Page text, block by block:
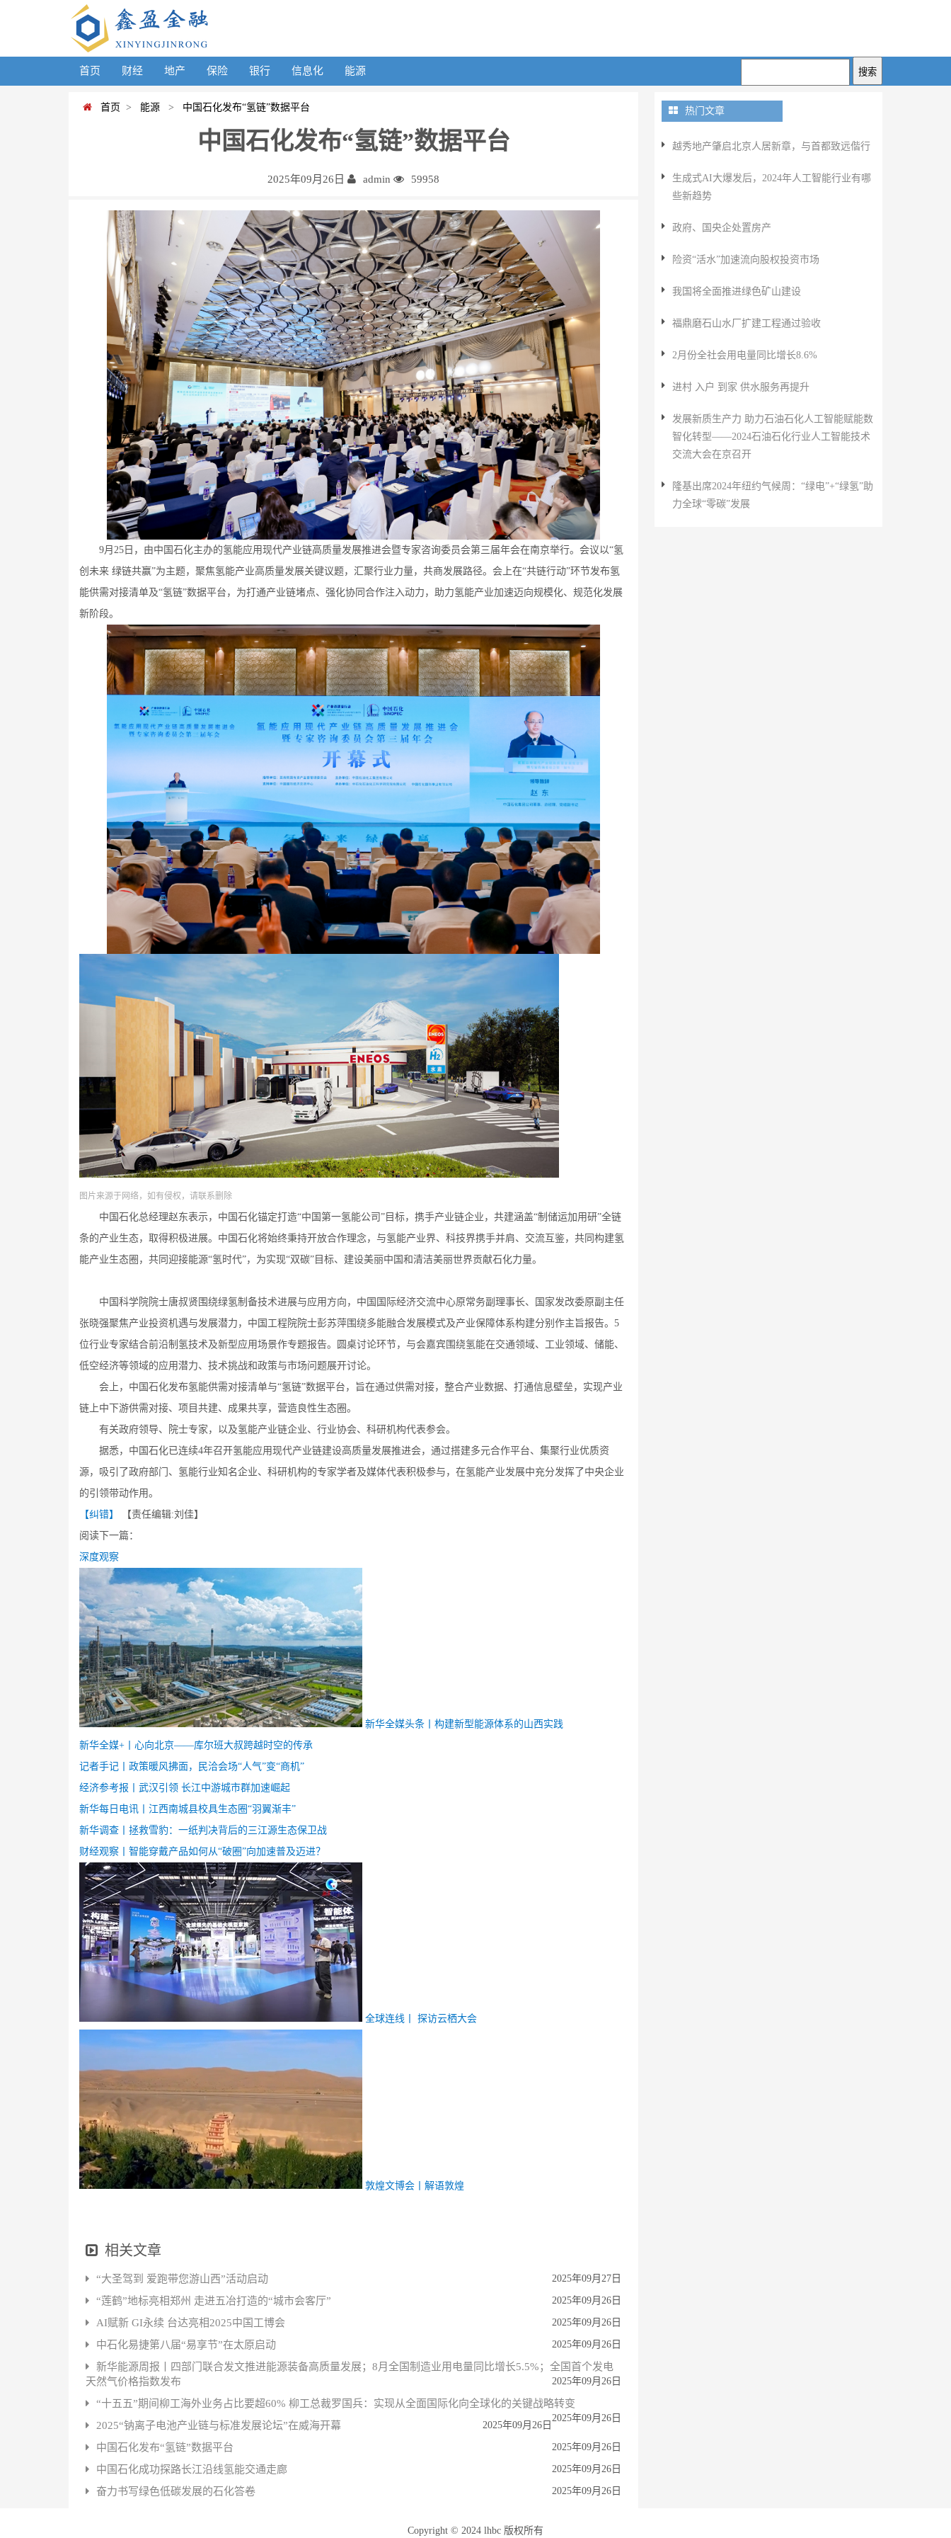
首页 财经 地产 保险 银行 信息化 能源
首页 > 能源 > 中国石化发布“氢链”数据平台
中国石化发布“氢链”数据平台
2025年09月26日 admin 59958
9月25日，由中国石化主办的氢能应用现代产业链高质量发展推进会暨专家咨询委员会第三届年会在南京举行。会议以“氢
创未来 绿链共赢”为主题，聚焦氢能产业高质量发展关键议题，汇聚行业力量，共商发展路径。会上在“共链行动”环节发布氢
能供需对接清单及“氢链”数据平台，为打通产业链堵点、强化协同合作注入动力，助力氢能产业加速迈向规模化、规范化发展
新阶段。
图片来源于网络，如有侵权，请联系删除
中国石化总经理赵东表示，中国石化锚定打造“中国第一氢能公司”目标，携手产业链企业，共建涵盖“制储运加用研”全链
条的产业生态，取得积极进展。中国石化将始终秉持开放合作理念，与氢能产业界、科技界携手并肩、交流互鉴，共同构建氢
能产业生态圈，共同迎接能源“氢时代”，为实现“双碳”目标、建设美丽中国和清洁美丽世界贡献石化力量。
中国科学院院士唐叔贤围绕绿氢制备技术进展与应用方向，中国国际经济交流中心原常务副理事长、国家发改委原副主任
张晓强聚焦产业投资机遇与发展潜力，中国工程院院士彭苏萍围绕多能融合发展模式及产业保障体系构建分别作主旨报告。5
位行业专家结合前沿制氢技术及新型应用场景作专题报告。圆桌讨论环节，与会嘉宾围绕氢能在交通领域、工业领域、储能、
低空经济等领域的应用潜力、技术挑战和政策与市场问题展开讨论。
会上，中国石化发布氢能供需对接清单与“氢链”数据平台，旨在通过供需对接，整合产业数据、打通信息壁垒，实现产业
链上中下游供需对接、项目共建、成果共享，营造良性生态圈。
有关政府领导、院士专家，以及氢能产业链企业、行业协会、科研机构代表参会。
据悉，中国石化已连续4年召开氢能应用现代产业链建设高质量发展推进会，通过搭建多元合作平台、集聚行业优质资
源，吸引了政府部门、氢能行业知名企业、科研机构的专家学者及媒体代表积极参与，在氢能产业发展中充分发挥了中央企业
的引领带动作用。
【纠错】
【责任编辑:刘佳】
阅读下一篇：
深度观察
新华全媒头条丨 构建新型能源体系的山西实践
新华全媒+丨 心向北京——库尔班大叔跨越时空的传承
记者手记丨政策暖风拂面，民洽会场“人气”变“商机”
经济参考报丨 武汉引领 长江中游城市群加速崛起
新华每日电讯丨 江西南城县校具生态圈“羽翼渐丰”
新华调查丨 拯救雪豹：一纸判决背后的三江源生态保卫战
财经观察丨 智能穿戴产品如何从“破圈”向加速普及迈进？
全球连线丨 探访云栖大会
敦煌文博会丨解语敦煌
相关文章
“大圣驾到 爱跑带您游山西”活动启动 2025年09月27日
“莲鹤”地标亮相郑州 走进五冶打造的“城市会客厅” 2025年09月26日
AI赋新 GI永续 台达亮相2025中国工博会 2025年09月26日
中石化易捷第八届“易享节”在太原启动 2025年09月26日
新华能源周报丨四部门联合发文推进能源装备高质量发展；8月全国制造业用电量同比增长5.5%；全国首个发电
天然气价格指数发布
2025年09月26日
“十五五”期间柳工海外业务占比要超60% 柳工总裁罗国兵：实现从全面国际化向全球化的关键战略转变
2025年09月26日
2025“钠离子电池产业链与标准发展论坛”在威海开幕 2025年09月26日
中国石化发布“氢链”数据平台 2025年09月26日
中国石化成功探路长江沿线氢能交通走廊 2025年09月26日
奋力书写绿色低碳发展的石化答卷 2025年09月26日
热门文章
越秀地产肇启北京人居新章，与首都致远偕行
生成式AI大爆发后，2024年人工智能行业有哪
些新趋势
政府、国央企处置房产
险资“活水”加速流向股权投资市场
我国将全面推进绿色矿山建设
福鼎磨石山水厂扩建工程通过验收
2月份全社会用电量同比增长8.6%
进村 入户 到家 供水服务再提升
发展新质生产力 助力石油石化人工智能赋能数
智化转型——2024石油石化行业人工智能技术
交流大会在京召开
隆基出席2024年纽约气候周：“绿电”+“绿氢”助
力全球“零碳”发展
Copyright © 2024 lhbc 版权所有